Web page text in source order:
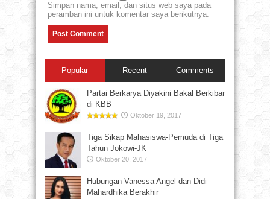
Simpan nama, email, dan situs web saya pada
peramban ini untuk komentar saya berikutnya.
Popular Recent Comments
Partai Berkarya Diyakini Bakal Berkibar
di KBB
Oktober 19, 2017
Tiga Sikap Mahasiswa-Pemuda di Tiga
Tahun Jokowi-JK
Oktober 20, 2017
Hubungan Vanessa Angel dan Didi
Mahardhika Berakhir